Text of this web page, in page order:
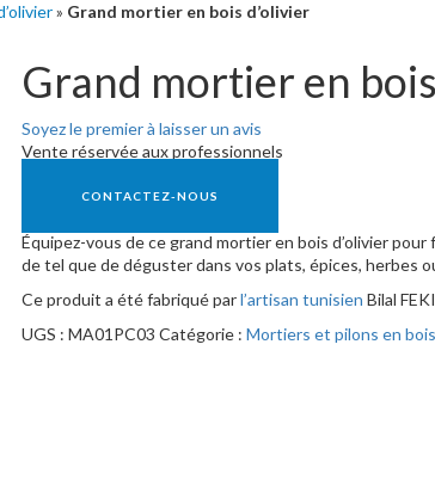
» Grand mortier en bois d’olivier
Grand mortier en
Soyez le premier à laisser un avis
Vente réservée aux professionnels
CONTACTEZ-NOUS
Équipez-vous de ce grand mortier en bois d’olivier
de tel que de déguster dans vos plats, épices, herbes
Ce produit a été fabriqué parl’artisan tunisien Bilal
UGS : MA01PC03 Catégorie : Mortiers et pilons en bois